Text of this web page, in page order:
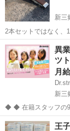
新三
2本セットではなく、1本です。 型式 NP12ｰ22 フ
／組 全幅 300mm 全長 2200mm 全高 160mm 自重 47kg／本 張ってあ
る木は要交換です。
埼玉 三郷市
異
ツ
月
新三
◆ ◆ 在籍スタッフの9割以上が未経験からスタートしています！ 会社
員だった方やシステ
「部活時代の熱を取
埼玉 三郷市
王